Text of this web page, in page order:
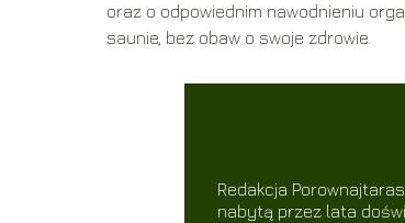
oraz o odpowiednim nawodnieniu
saunie, bez obaw o swoje zdrowie.
Redakcja
nabytą przez lata